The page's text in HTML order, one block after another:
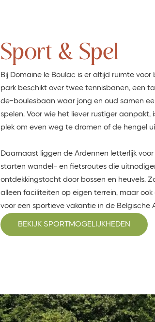
Sport & Spel
Bij Domaine le Boulac is er altijd ruimte voor
park beschikt over twee tennisbanen, een
de-boulesbaan waar jong en oud samen
spelen. Voor wie het liever rustiger aanpakt,
plek om even weg te dromen of de hengel
Daarnaast liggen de Ardennen letterlijk
starten wandel- en fietsroutes die
ontdekkingstocht door bossen en heuvels.
alleen faciliteiten op eigen terrein, maar
voor een sportieve vakantie in de Belgische
BEKIJK SPORTMOGELIJKHEDEN